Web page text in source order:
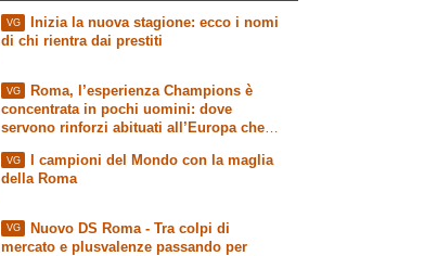
VG
Inizia la nuova stagione: ecco i nomi
di chi rientra dai prestiti
VG
Roma, l’esperienza Champions è
concentrata in pochi uomini: dove
servono rinforzi abituati all’Europa che
VG
I campioni del Mondo con la maglia
della Roma
VG
Nuovo DS Roma - Tra colpi di
mercato e plusvalenze passando per